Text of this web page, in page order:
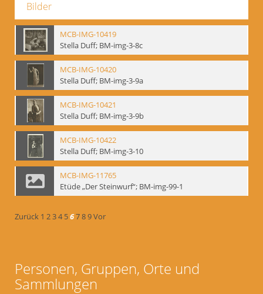
Bilder
MCB-IMG-10419
Stella Duff; BM-img-3-8c
MCB-IMG-10420
Stella Duff; BM-img-3-9a
MCB-IMG-10421
Stella Duff; BM-img-3-9b
MCB-IMG-10422
Stella Duff; BM-img-3-10
MCB-IMG-11765
Etüde „Der Steinwurf“; BM-img-99-1
Zurück 1 234 56789Vor
Personen, Gruppen, Orte und
Sammlungen